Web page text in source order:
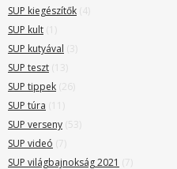
SUP kiegészítők (4)
SUP kult (1)
SUP kutyával (3)
SUP teszt (13)
SUP tippek (26)
SUP túra (11)
SUP verseny (53)
SUP videó (7)
SUP világbajnokság 2021 (7)